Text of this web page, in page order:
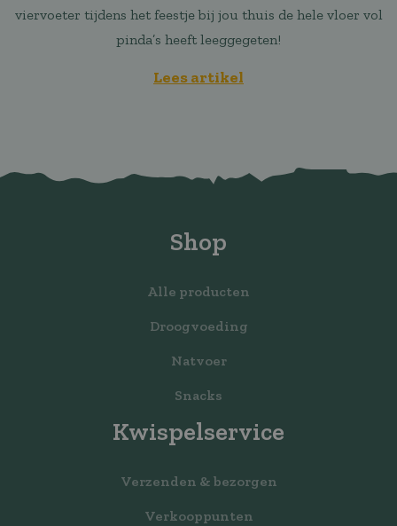
viervoeter tijdens het feestje bij jou thuis de hele vloer vol
pinda’s heeft leeggegeten!
Lees artikel
Shop
Alle producten
Droogvoeding
Natvoer
Snacks
Kwispelservice
Verzenden & bezorgen
Verkooppunten